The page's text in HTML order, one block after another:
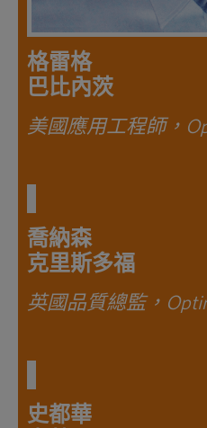
格雷格
巴比內茨
美國應用工程師，
喬納森
克里斯多福
英國品質總監，
史都華